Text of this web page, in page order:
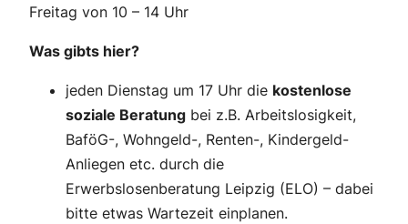
Freitag von 10 – 14 Uhr
Was gibts hier?
jeden Dienstag um 17 Uhr die kostenlose
soziale Beratung bei z.B. Arbeitslosigkeit,
BaföG-, Wohngeld-, Renten-, Kindergeld-
Anliegen etc. durch die
Erwerbslosenberatung Leipzig (ELO) – dabei
bitte etwas Wartezeit einplanen.